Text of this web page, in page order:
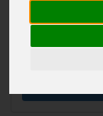
Výprodej